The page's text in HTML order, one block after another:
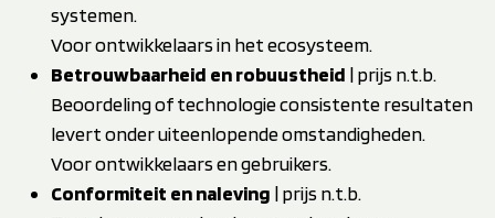
systemen.
Voor ontwikkelaars in het ecosysteem.
Betrouwbaarheid en robuustheid | prijs n.t.b.
Beoordeling of technologie consistente resultaten
levert onder uiteenlopende omstandigheden.
Voor ontwikkelaars en gebruikers.
Conformiteit en naleving | prijs n.t.b.